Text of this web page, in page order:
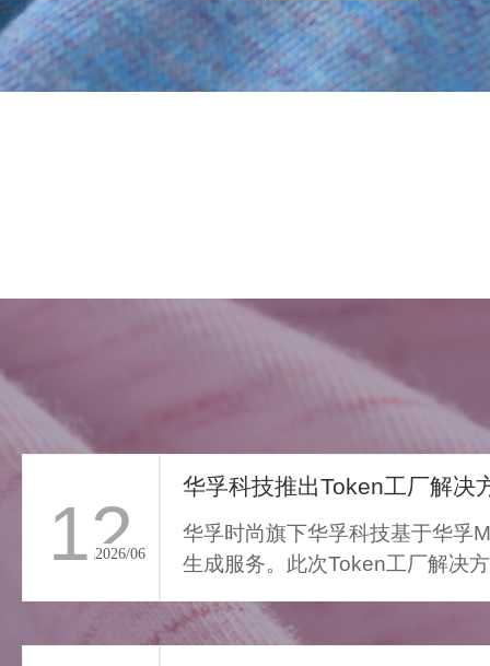
是两点一线的被动移动，而
是通过服装的舒适感与色彩
情绪，将日常路径转化为“微
>
12
2026/06
华孚科技推出Token工厂解决
华孚时尚旗下华孚科技基于华孚
生成服务。此次Token工厂解决